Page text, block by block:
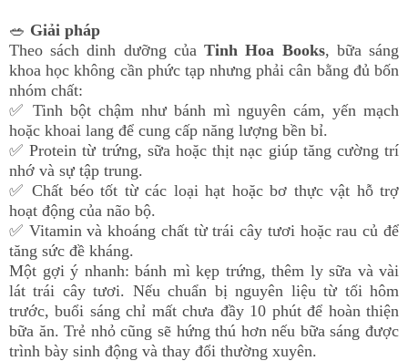
🥗 Giải pháp
Theo sách dinh dưỡng củaTinh Hoa Books, bữa sáng
khoa học không cần phức tạp nhưng phải cân bằng đủ bốn
nhóm chất:
✅ Tinh bột chậm như bánh mì nguyên cám, yến mạch
hoặc khoai lang để cung cấp năng lượng bền bỉ.
✅ Protein từ trứng, sữa hoặc thịt nạc giúp tăng cường trí
nhớ và sự tập trung.
✅ Chất béo tốt từ các loại hạt hoặc bơ thực vật hỗ trợ
hoạt động của não bộ.
✅ Vitamin và khoáng chất từ trái cây tươi hoặc rau củ để
tăng sức đề kháng.
Một gợi ý nhanh: bánh mì kẹp trứng, thêm ly sữa và vài
lát trái cây tươi. Nếu chuẩn bị nguyên liệu từ tối hôm
trước, buổi sáng chỉ mất chưa đầy 10 phút để hoàn thiện
bữa ăn. Trẻ nhỏ cũng sẽ hứng thú hơn nếu bữa sáng được
trình bày sinh động và thay đổi thường xuyên.